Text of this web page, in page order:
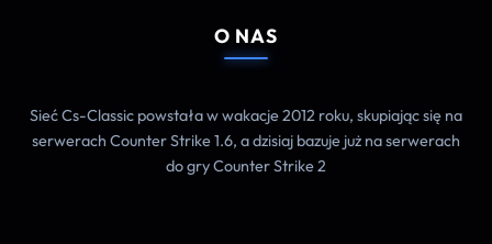
O NAS
Sieć Cs-Classic powstała w wakacje 2012 roku, skupiając się na
serwerach Counter Strike 1.6, a dzisiaj bazuje już na serwerach
do gry Counter Strike 2